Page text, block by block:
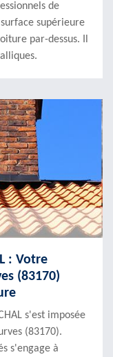
de
supérieure
par-dessus. Il
: Votre
(83170)
s'est imposée
(83170).
s'engage à